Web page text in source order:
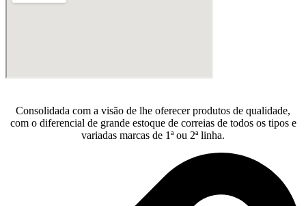
Consolidada com a visão de lhe oferecer produtos de qualidade,
com o diferencial de grande estoque de correias de todos os tipos e
variadas marcas de 1ª ou 2ª linha.